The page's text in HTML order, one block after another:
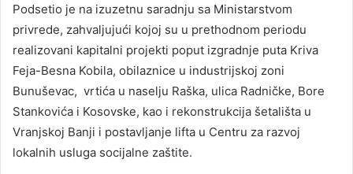
Podsetio je na izuzetnu saradnju sa Ministarstvom
privrede, zahvaljujući kojoj su u prethodnom periodu
realizovani kapitalni projekti poput izgradnje puta Kriva
Feja-Besna Kobila, obilaznice u industrijskoj zoni
Bunuševac, vrtića u naselju Raška, ulica Radničke, Bore
Stankovića i Kosovske, kao i rekonstrukcija šetališta u
Vranjskoj Banji i postavljanje lifta u Centru za razvoj
lokalnih usluga socijalne zaštite.